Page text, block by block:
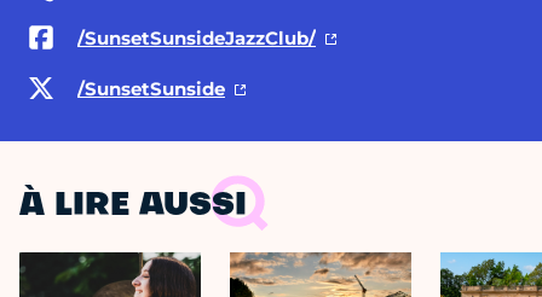
/SunsetSunsideJazzClub/
/SunsetSunside
À LIRE AUSSI